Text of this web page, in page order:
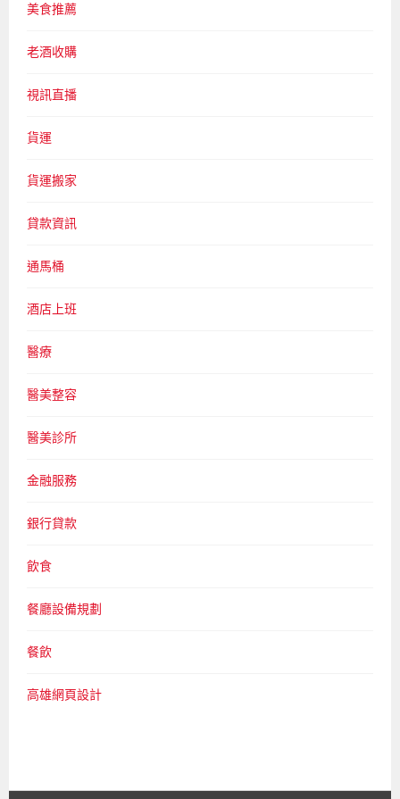
美食推薦
老酒收購
視訊直播
貨運
貨運搬家
貸款資訊
通馬桶
酒店上班
醫療
醫美整容
醫美診所
金融服務
銀行貸款
飲食
餐廳設備規劃
餐飲
高雄網頁設計